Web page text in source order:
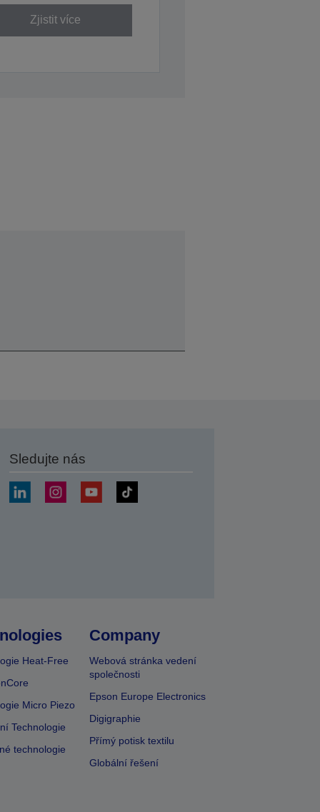
Zjistit více
Sledujte nás
Heat-Free
Micro Piezo
Technologie
technologie
Company
Webová stránka vedení
společnosti
Epson Europe Electronics
Digigraphie
Přímý potisk textilu
Globální řešení